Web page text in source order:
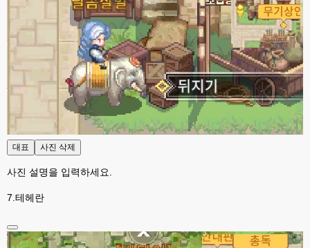
대표 사진 삭제
사진 설명을 입력하세요.
7.테헤란